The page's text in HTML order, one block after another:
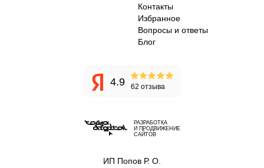
Контакты
Избранное
Вопросы и ответы
Блог
4.9 62 отзыва
РАЗРАБОТКА
И ПРОДВИЖЕНИЕ
САЙТОВ
ИП Попов Р. О.